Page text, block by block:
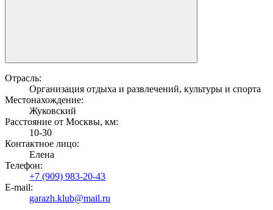
Отрасль:
Организация отдыха и развлечений, культуры и спорта
Местонахождение:
Жуковский
Расстояние от Москвы, км:
10-30
Контактное лицо:
Елена
Телефон:
+7 (909) 983-20-43
E-mail:
garazh.klub@mail.ru